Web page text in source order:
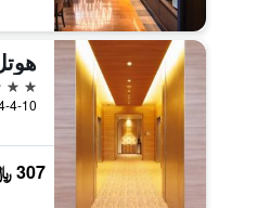
4 نجوم
307 ﷼